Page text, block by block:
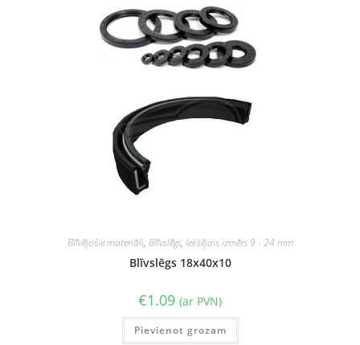
Blīvējošie materiāli, Blīvslēgi, Iekšējais izmērs 9 - 24 mm
Blīvslēgs 18x40x10
€1.09 (ar PVN)
Pievienot grozam